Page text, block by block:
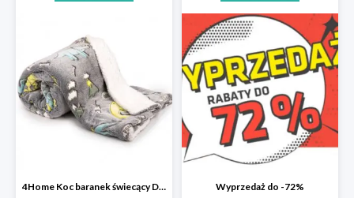
4Home Koc baranek świecący Dino Wyprzedaż do -72%